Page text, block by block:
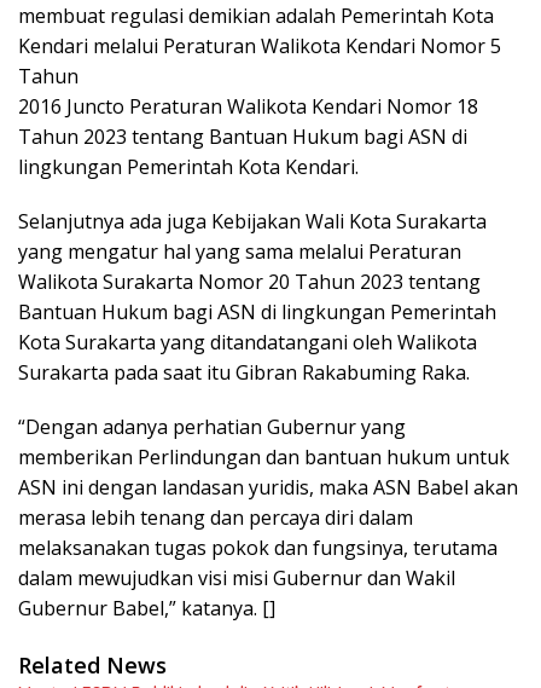
membuat regulasi demikian adalah Pemerintah Kota
Kendari melalui Peraturan Walikota Kendari Nomor 5
Tahun
2016 Juncto Peraturan Walikota Kendari Nomor 18
Tahun 2023 tentang Bantuan Hukum bagi ASN di
lingkungan Pemerintah Kota Kendari.
Selanjutnya ada juga Kebijakan Wali Kota Surakarta
yang mengatur hal yang sama melalui Peraturan
Walikota Surakarta Nomor 20 Tahun 2023 tentang
Bantuan Hukum bagi ASN di lingkungan Pemerintah
Kota Surakarta yang ditandatangani oleh Walikota
Surakarta pada saat itu Gibran Rakabuming Raka.
“Dengan adanya perhatian Gubernur yang
memberikan Perlindungan dan bantuan hukum untuk
ASN ini dengan landasan yuridis, maka ASN Babel akan
merasa lebih tenang dan percaya diri dalam
melaksanakan tugas pokok dan fungsinya, terutama
dalam mewujudkan visi misi Gubernur dan Wakil
Gubernur Babel,” katanya. []
Related News